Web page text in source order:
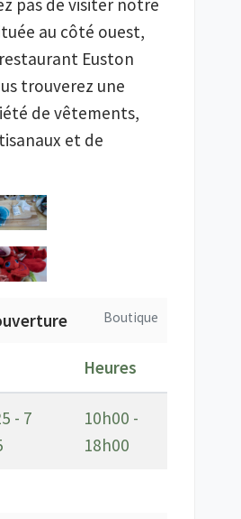
pas de visiter notre
au côté ouest,
Euston
trouverez une
de vêtements,
et de
Boutique
Heures
- 7
10h00 -
18h00